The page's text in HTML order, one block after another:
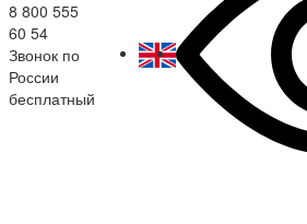
8 800 555
60 54
Звонок по
России
бесплатный